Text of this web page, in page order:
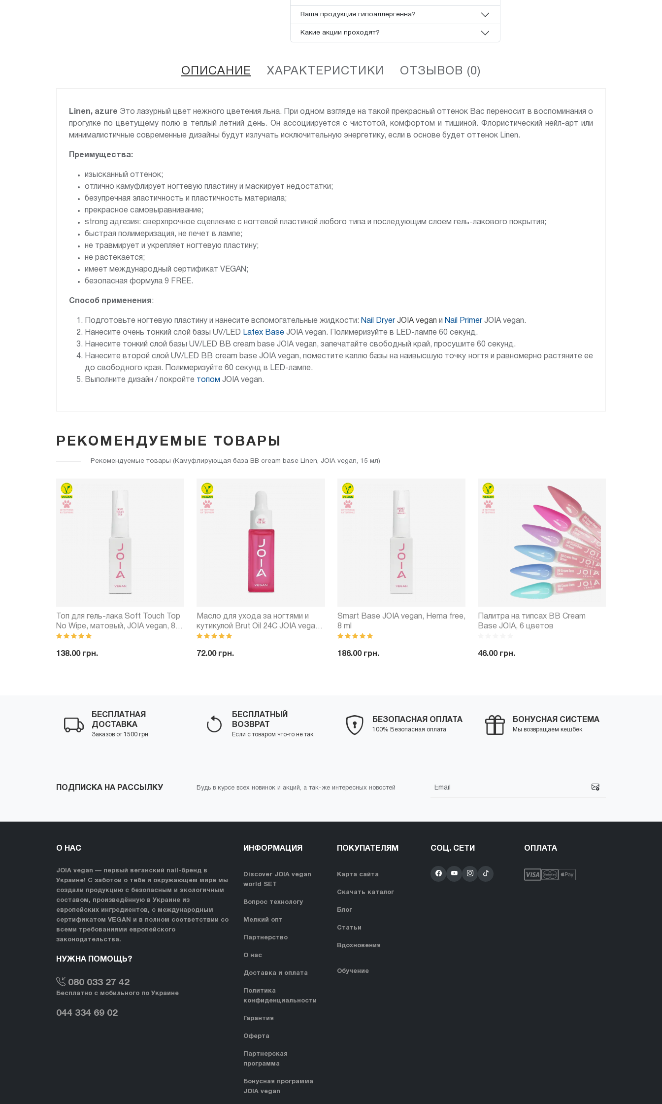
Ваша продукция гипоаллергенна?
Какие акции проходят?
ОПИСАНИЕ ХАРАКТЕРИСТИКИ ОТЗЫВОВ (0)
Linen, azure Это лазурный цвет нежного цветения льна. При одном взгляде на такой прекрасный оттенок Вас переносит в воспоминания о
прогулке по цветущему полю в теплый летний день. Он ассоциируется с чистотой, комфортом и тишиной. Флористический нейл-арт или
минималистичные современные дизайны будут излучать исключительную энергетику, если в основе будет оттенок Linen.
Преимущества:
изысканный оттенок;
отлично камуфлирует ногтевую пластину и маскирует недостатки;
безупречная эластичность и пластичность материала;
прекрасное самовыравнивание;
strong адгезия: сверхпрочное сцепление с ногтевой пластиной любого типа и последующим слоем гель-лакового покрытия;
быстрая полимеризация, не печет в лампе;
не травмирует и укрепляет ногтевую пластину;
не растекается;
имеет международный сертификат VEGAN;
безопасная формула 9 FREE.
Способ применения :
Подготовьте ногтевую пластину и нанесите вспомогательные жидкости: Nail Dryer JOIA vegan и Nail Primer JOIA vegan.
Нанесите очень тонкий слой базы UV/LED Latex Base JOIA vegan. Полимеризуйте в LED-лампе 60 секунд.
Нанесите тонкий слой базы UV/LED BB cream base JOIA vegan, запечатайте свободный край, просушите 60 секунд.
Нанесите второй слой UV/LED BB cream base JOIA vegan, поместите каплю базы на наивысшую точку ногтя и равномерно растяните ее
до свободного края. Полимеризуйте 60 секунд в LED-лампе.
Выполните дизайн / покройте топом JOIA vegan.
РЕКОМЕНДУЕМЫЕ ТОВАРЫ
Рекомендуемые товары (Камуфлирующая база BB cream base Linen, JOIA vegan, 15 мл)
Топ для гель-лака Soft Touch Top
No Wipe, матовый, JOIA vegan, 8
мл
138.00 грн.
Масло для ухода за ногтями и
кутикулой Brut Oil 24С JOIA vegan,
8 мл
72.00 грн.
Smart Base JOIA vegan, Hema free,
8 ml
186.00 грн.
Палитра на типсах BB Cream
Base JOIA, 6 цветов
46.00 грн.
БЕСПЛАТНАЯ
ДОСТАВКА
Заказов от 1500 грн
БЕСПЛАТНЫЙ
ВОЗВРАТ
Если с товаром что-то не так
БЕЗОПАСНАЯ ОПЛАТА
100% Безопасная оплата
БОНУСНАЯ СИСТЕМА
Мы возвращаем кешбек
ПОДПИСКА НА РАССЫЛКУ Будь в курсе всех новинок и акций, а так-же интересных новостей
О НАС
JOIA vegan — первый веганский nail-бренд в
Украине! С заботой о тебе и окружающем мире мы
создали продукцию с безопасным и экологичным
составом, произведённую в Украине из
европейских ингредиентов, с международным
сертификатом VEGAN и в полном соответствии со
всеми требованиями европейского
законодательства.
НУЖНА ПОМОЩЬ?
080 033 27 42
Бесплатно с мобильного по Украине
044 334 69 02
ИНФОРМАЦИЯ
Discover JOIA vegan
world SET
Вопрос технологу
Мелкий опт
Партнерство
О нас
Доставка и оплата
Политика
конфиденциальности
Гарантия
Оферта
Партнерская
программа
Бонусная программа
JOIA vegan
ПОКУПАТЕЛЯМ
Карта сайта
Скачать каталог
Блог
Статьи
Вдохновения
Обучение
СОЦ. СЕТИ ОПЛАТА